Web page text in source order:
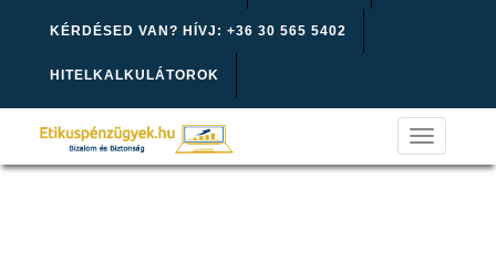
KÉRDÉSED VAN? HÍVJ: +36 30 565 5402
HITELKALKULÁTOROK
Toggle
navigation